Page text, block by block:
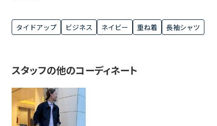
タイドアップ ビジネス ネイビー 重ね着 長袖シャツ
スタッフの他のコーディネート